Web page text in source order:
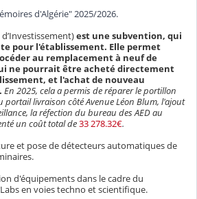
d'Algérie" 2025/2026.
est une subvention, qui
pour l'établissement. Elle permet
au remplacement à neuf de
ne pourrait être acheté directement
et l'achat de nouveau
En 2025, cela a permis de réparer le portillon
livraison côté Avenue Léon Blum, l'ajout
la réfection du bureau des AED au
un coût total de33 278.32€.
et pose de détecteurs automatiques de
d'équipements dans le cadre du
en voies techno et scientifique.